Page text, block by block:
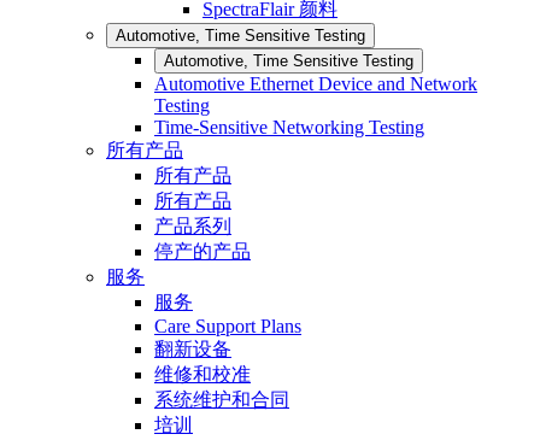
SpectraFlair 颜料
Automotive, Time Sensitive Testing
Automotive, Time Sensitive Testing
Automotive Ethernet Device and Network
Testing
Time-Sensitive Networking Testing
所有产品
所有产品
所有产品
产品系列
停产的产品
服务
服务
Care Support Plans
翻新设备
维修和校准
系统维护和合同
培训